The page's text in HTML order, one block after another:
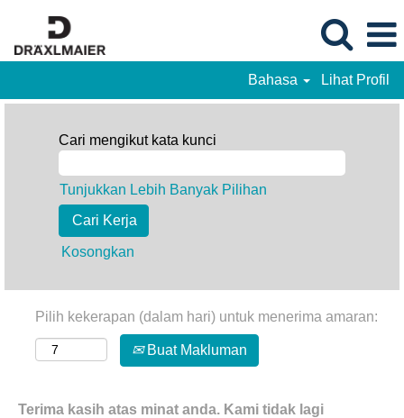
Bahasa Lihat Profil
Cari mengikut kata kunci
Tunjukkan Lebih Banyak Pilihan
Kosongkan
Pilih kekerapan (dalam hari) untuk menerima amaran:
Buat Makluman
Terima kasih atas minat anda. Kami tidak lagi